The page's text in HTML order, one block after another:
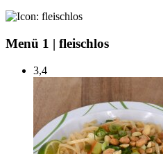
Menü 1 | fleischlos
3,4